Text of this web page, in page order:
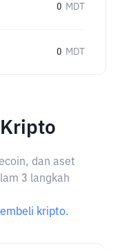
0 MDT
0 MDT
dan aset
3 langkah
kripto.